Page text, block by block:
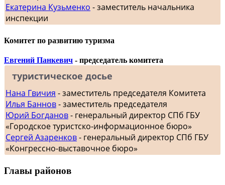
Екатерина Кузьменко - заместитель начальника
инспекции
Комитет по развитию туризма
Евгений Панкевич - председатель комитета
туристическое досье
Нана Гвичия - заместитель председателя Комитета
Илья Баннов- заместитель председателя
Юрий Богданов- генеральный директор СПб ГБУ
«Городское туристско-информационное бюро»
Сергей Азаренков- генеральный директор СПб ГБУ
«Конгрессно-выставочное бюро»
Главы районов